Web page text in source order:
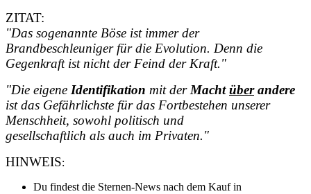
ZITAT:
"Das sogenannte Böse ist immer der
Brandbeschleuniger für die Evolution. Denn die
Gegenkraft ist nicht der Feind der Kraft."
"Die eigene Identifikation mit derMachtüberandere
ist das Gefährlichste für das Fortbestehen unserer
Menschheit, sowohl politisch und
gesellschaftlich als auch im Privaten."
HINWEIS:
Du findest die Sternen-News nach dem Kauf in